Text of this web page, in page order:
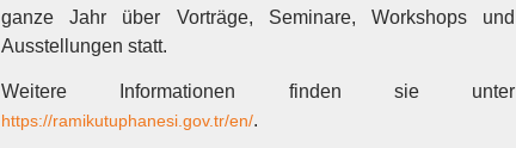
ganze Jahr über Vorträge, Seminare, Workshops und
Ausstellungen statt.
Weitere Informationen finden sie unter
https://ramikutuphanesi.gov.tr/en/.